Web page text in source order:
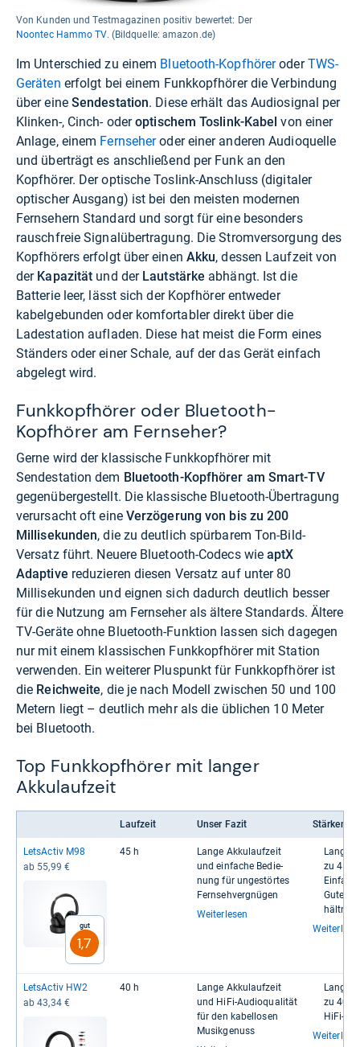
Von Kunden und Testmagazinen positiv bewertet: Der
Noontec Hammo TV. (Bildquelle: amazon.de)
Im Unterschied zu einem Bluetooth-KopfhöreroderTWS-
Geräten erfolgt bei einem Funkkopfhörer die Verbindung
über eine Sendestation. Diese erhält das Audiosignal per
Klinken-, Cinch- oderoptischem Toslink-Kabel von einer
Anlage, einem Fernseheroder einer anderen Audioquelle
und überträgt es anschließend per Funk an den
Kopfhörer. Der optische Toslink-Anschluss (digitaler
optischer Ausgang) ist bei den meisten modernen
Fernsehern Standard und sorgt für eine besonders
rauschfreie Signalübertragung. Die Stromversorgung des
Kopfhörers erfolgt über einen Akku, dessen Laufzeit von
der Kapazität und der Lautstärke abhängt. Ist die
Batterie leer, lässt sich der Kopfhörer entweder
kabelgebunden oder komfortabler direkt über die
Ladestation aufladen. Diese hat meist die Form eines
Ständers oder einer Schale, auf der das Gerät einfach
abgelegt wird.
Funkkopfhörer oder Bluetooth-
Kopfhörer am Fernseher?
Gerne wird der klassische Funkkopfhörer mit
Sendestation dem Bluetooth-Kopfhörer am Smart-TV
gegenübergestellt. Die klassische Bluetooth-Übertragung
verursacht oft eine Verzögerung von bis zu 200
Millisekunden, die zu deutlich spürbarem Ton-Bild-
Versatz führt. Neuere Bluetooth-Codecs wieaptX
Adaptive reduzieren diesen Versatz auf unter 80
Millisekunden und eignen sich dadurch deutlich besser
für die Nutzung am Fernseher als ältere Standards. Ältere
TV-Geräte ohne Bluetooth-Funktion lassen sich dagegen
nur mit einem klassischen Funkkopfhörer mit Station
verwenden. Ein weiterer Pluspunkt für Funkkopfhörer ist
die Reichweite, die je nach Modell zwischen 50 und 100
Metern liegt – deutlich mehr als die üblichen 10 Meter
bei Bluetooth.
Top Funkkopfhörer mit langer
Akkulaufzeit
Laufzeit Unser Fazit Stärken
Let­sAc­tiv M98
ab 55,99 €
Gut
1,7
45 h
Lange Akku­lauf­zeit
und ein­fa­che Bedie­
nung für unge­stör­tes
Fern­seh­ver­gnü­gen
Weiterlesen
Lange
zu 45
Gutes
hält­nis
Let­sAc­tiv HW2
ab 43,34 €
40 h
Lange Akku­lauf­zeit
und HiFi-​Audio­qua­li­tät
für den kabel­lo­sen
Musik­ge­nuss
Lange
zu 40
HiFi-​